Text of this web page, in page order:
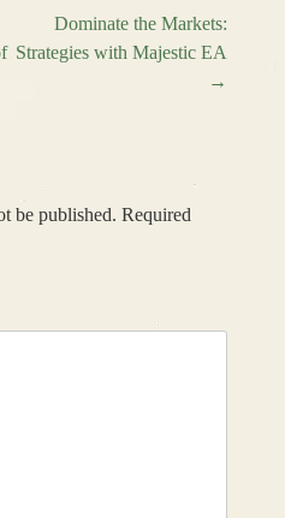
Dominate the Markets:
Strategies with Majestic EA
→
be published. Required